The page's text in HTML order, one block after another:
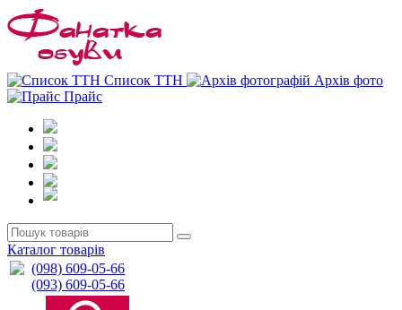
Список ТТН
Архів фото
Прайс
Каталог товарів
(098) 609-05-66
(093) 609-05-66